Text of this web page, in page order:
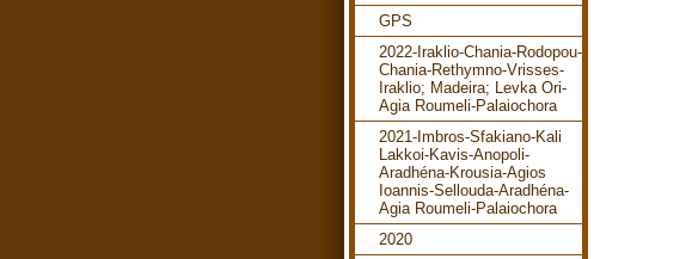
GPS
2022-Iraklio-Chania-Rodopou-
Chania-Rethymno-Vrisses-
Iraklio; Madeira; Levka Ori-
Agia Roumeli-Palaiochora
2021-Imbros-Sfakiano-Kali
Lakkoi-Kavis-Anopoli-
Aradhéna-Krousia-Agios
Ioannis-Sellouda-Aradhéna-
Agia Roumeli-Palaiochora
2020